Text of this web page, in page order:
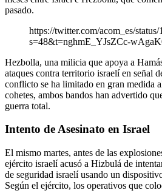
pasado.
https://twitter.com/acom_es/
s=48&t=nghmE_YJsZCc-
Hezbolla, una milicia que apoya a
ataques contra territorio israelí en señal
conflicto se ha limitado en gran medida
cohetes, ambos bandos han advertido
guerra total.
Intento de Asesinato en Israel
El mismo martes, antes de las
ejército israelí acusó a Hizbulá de
de seguridad israelí usando un
Según el ejército, los operativos que